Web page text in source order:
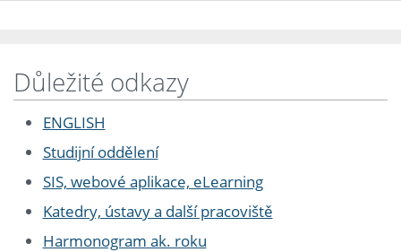
Důležité odkazy
ENGLISH
Studijní oddělení
SIS, webové aplikace, eLearning
Katedry, ústavy a další pracoviště
Harmonogram ak. roku